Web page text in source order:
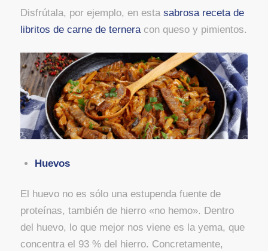
Disfrútala, por ejemplo, en esta sabrosa receta de
libritos de carne de terneracon queso y pimientos.
Huevos
El huevo no es sólo una estupenda fuente de
proteínas, también de hierro «no hemo». Dentro
del huevo, lo que mejor nos viene es la yema, que
concentra el 93 % del hierro. Concretamente,